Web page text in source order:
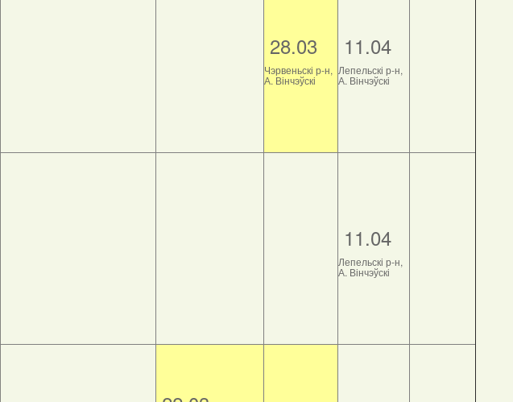
28.03
Чэрвеньскі р-н,
А. Вінчэўскі
11.04
Лепельскі р-н,
А. Вінчэўскі
11.04
Лепельскі р-н,
А. Вінчэўскі